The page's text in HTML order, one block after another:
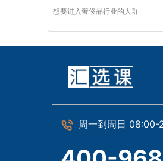
想要进入奢侈品行业的人群
周一到周日 08:00-